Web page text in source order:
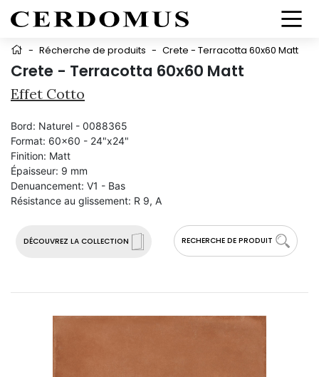
- Récherche de produits - Crete - Terracotta 60x60 Matt
Crete - Terracotta 60x60 Matt
Effet Cotto
DÉCOUVREZ LA COLLECTION RECHERCHE DE PRODUIT
Bord: Naturel - 0088365
Format: 60x60 - 24"x24"
Finition: Matt
Épaisseur: 9 mm
Denuancement: V1 - Bas
Résistance au glissement: R 9, A